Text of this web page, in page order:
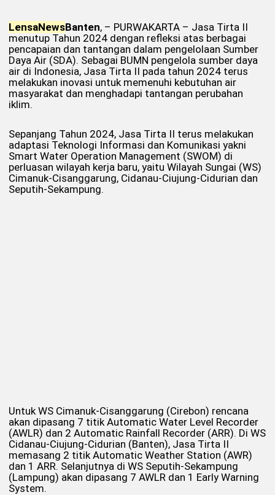
LensaNewsBanten, – PURWAKARTA – Jasa Tirta II
menutup Tahun 2024 dengan refleksi atas berbagai
pencapaian dan tantangan dalam pengelolaan Sumber
Daya Air (SDA). Sebagai BUMN pengelola sumber daya
air di Indonesia, Jasa Tirta II pada tahun 2024 terus
melakukan inovasi untuk memenuhi kebutuhan air
masyarakat dan menghadapi tantangan perubahan
iklim.
Sepanjang Tahun 2024, Jasa Tirta II terus melakukan
adaptasi Teknologi Informasi dan Komunikasi yakni
Smart Water Operation Management (SWOM) di
perluasan wilayah kerja baru, yaitu Wilayah Sungai (WS)
Cimanuk-Cisanggarung, Cidanau-Ciujung-Cidurian dan
Seputih-Sekampung.
Untuk WS Cimanuk-Cisanggarung (Cirebon) rencana
akan dipasang 7 titik Automatic Water Level Recorder
(AWLR) dan 2 Automatic Rainfall Recorder (ARR). Di WS
Cidanau-Ciujung-Cidurian (Banten), Jasa Tirta II
memasang 2 titik Automatic Weather Station (AWR)
dan 1 ARR. Selanjutnya di WS Seputih-Sekampung
(Lampung) akan dipasang 7 AWLR dan 1 Early Warning
System.